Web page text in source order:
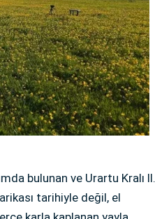
bulunan ve Urartu Kralı II.
tarihiyle değil, el